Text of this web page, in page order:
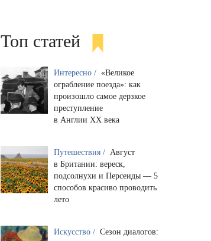
Топ статей
Интересно / «Великое
ограбление поезда»: как
произошло самое дерзкое
преступление
в Англии XX века
Путешествия / Август
в Британии: вереск,
подсолнухи и Персеиды — 5
способов красиво проводить
лето
Искусство / Сезон диалогов: